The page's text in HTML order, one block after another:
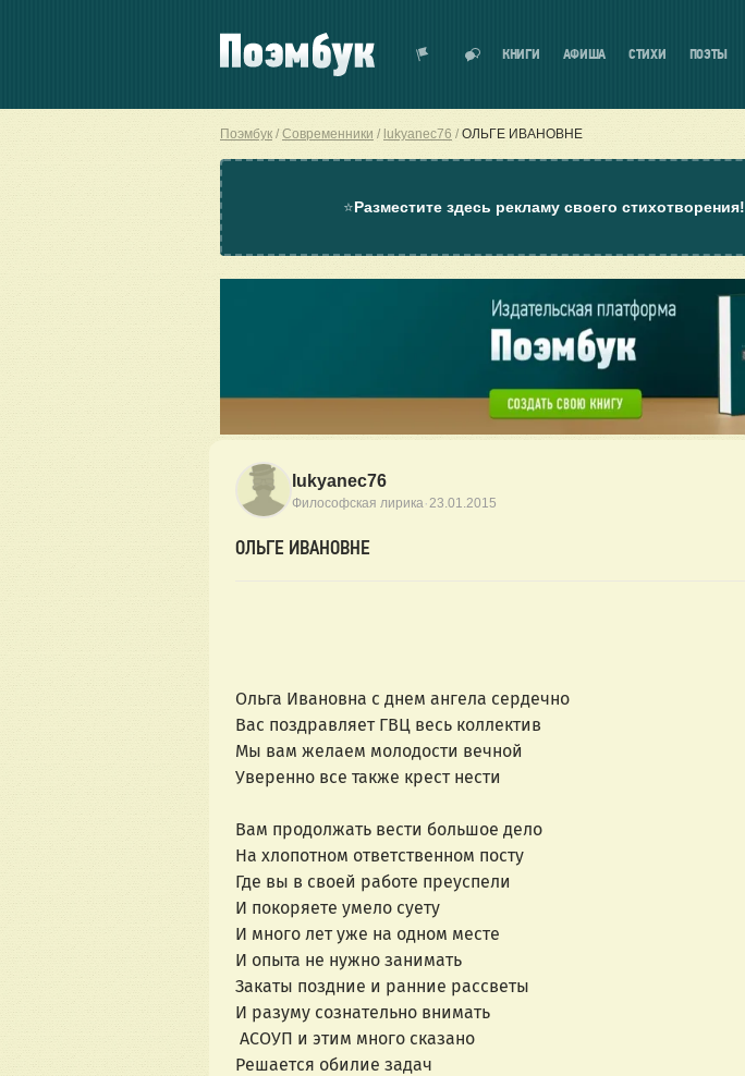
КНИГИ АФИША СТИХИ ПОЭТЫ
Поэмбук Современники lukyanec76 ОЛЬГЕ ИВАНОВНЕ
⭐Разместите здесь рекламу своего стихотворения!
lukyanec76
Философская лирика·23.01.2015
ОЛЬГЕ ИВАНОВНЕ
Ольга Ивановна с днем ангела сердечно
Вас поздравляет ГВЦ весь коллектив
Мы вам желаем молодости вечной
Уверенно все также крест нести
Вам продолжать вести большое дело
На хлопотном ответственном посту
Где вы в своей работе преуспели
И покоряете умело суету
И много лет уже на одном месте
И опыта не нужно занимать
Закаты поздние и ранние рассветы
И разуму сознательно внимать
АСОУП и этим много сказано
Решается обилие задач